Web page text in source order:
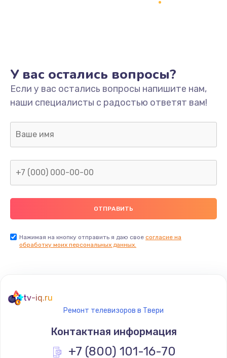
Не включается
1400 руб.
Заказать
Нет звука
800 руб.
Не видит флешку
400 руб.
Заказать
900 руб.
У вас остались вопросы?
Если у вас остались вопросы напишите нам,
наши специалисты с радостью ответят вам!
Нажимая на кнопку отправить я даю свое согласие на
обработку моих персональных данных.
tv-iq.ru
Ремонт телевизоров в Твери
Контактная информация
+7 (800) 101-16-70